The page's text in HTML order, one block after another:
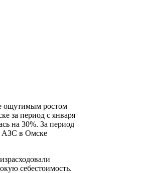
ощутимым ростом
за период с января
на 30%. За период
АЗС в Омске
себестоимость.